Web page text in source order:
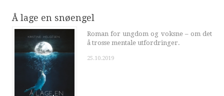
Å lage en snøengel
Roman for ungdom og voksne – om det
å trosse mentale utfordringer.
25.10.2019